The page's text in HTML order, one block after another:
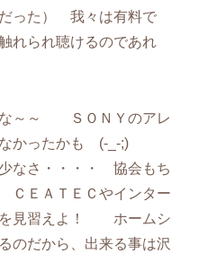
った） 我々は有料で
れられ聴けるのであれ
な～～ ＳＯＮＹのアレ
はなかったかも (-_-;)
なさ・・・・ 協会もち
ＣＥＡＴＥＣやインター
を見習えよ！ ホームシ
のだから、出来る事は沢